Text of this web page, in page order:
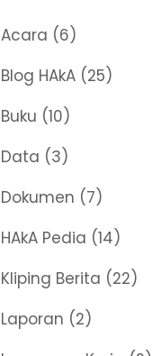
Acara (6)
Blog HAkA(25)
Buku (10)
Data (3)
Dokumen (7)
HAkA Pedia (14)
Kliping Berita (22)
Laporan (2)